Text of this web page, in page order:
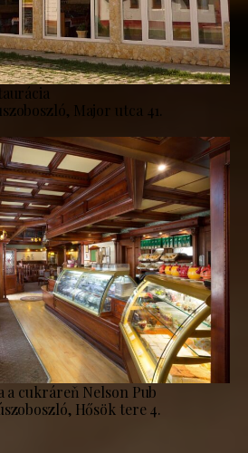
Major utca 41.
a cukráreň Nelson Pub
Hősök tere 4.